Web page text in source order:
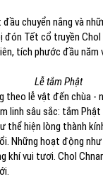
chuyển nắng và
đón Tết cổ truyền
tích phước đầu năm
Lễ tắm Phật
theo lễ vật đến chùa
linh sâu sắc: tắm
thể hiện lòng thành
Những hoạt động
khí vui tươi. Chol